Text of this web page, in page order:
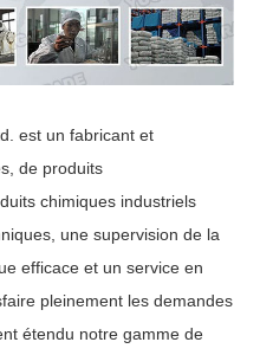
est un fabricant et
de produits
chimiques industriels
une supervision de la
efficace et un service en
pleinement les demandes
étendu notre gamme de